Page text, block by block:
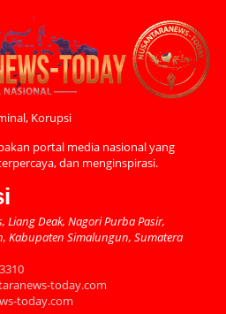
Korupsi
portal media nasional yang
dan menginspirasi.
Liang Deak, Nagori Purba Pasir,
Kabupaten Simalungun, Sumatera
today.com
today.com